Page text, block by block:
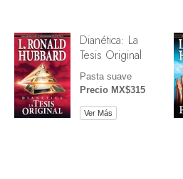
Dianética: La
Tesis Original
Pasta suave
Precio MX$315
Ver Más